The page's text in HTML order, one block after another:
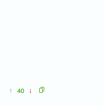
↑ 40 ↓